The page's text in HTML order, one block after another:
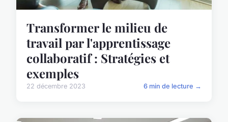
Transformer le milieu de
travail par l'apprentissage
collaboratif : Stratégies et
exemples
22 décembre 2023 6 min de lecture →